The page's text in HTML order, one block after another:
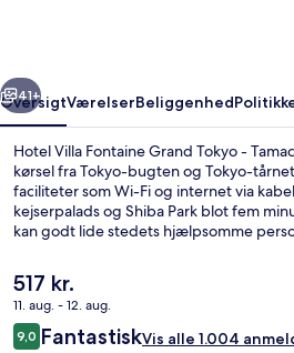
Tamachi
Næste
41+
OversigtVærelserBeliggenhed
Hotel Villa Fontaine Grand Tokyo -
kørsel fra Tokyo-bugten og Tokyo-
faciliteter som Wi-Fi og internet via
kejserpalads og Shiba Park blot fem
kan godt lide stedets hjælpsomme
Mita Subwaystation ligger 9 minutter
Subwaystation ligger 13 minutter derfra.
Den
nuværende
pris
er
517 kr.
11. aug. - 12. aug.
Anmeldelser
9,09,0 ud af 10.
FantastiskVis alle 1.004